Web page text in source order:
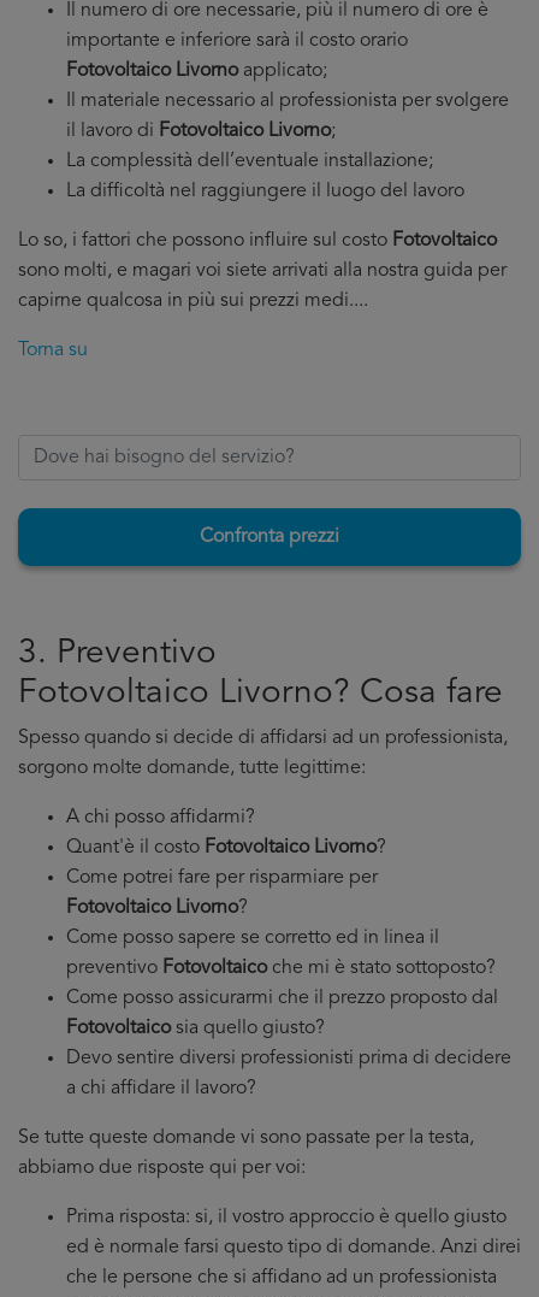
Il numero di ore necessarie, più il numero di ore è
importante e inferiore sarà il costo orario
Fotovoltaico Livornoapplicato;
Il materiale necessario al professionista per svolgere
il lavoro di Fotovoltaico Livorno;
La complessità dell’eventuale installazione;
La difficoltà nel raggiungere il luogo del lavoro
Lo so, i fattori che possono influire sul costo Fotovoltaico
sono molti, e magari voi siete arrivati alla nostra guida per
capirne qualcosa in più sui prezzi medi....
Torna su
Confronta prezzi
3. Preventivo
Fotovoltaico Livorno? Cosa fare
Spesso quando si decide di affidarsi ad un professionista,
sorgono molte domande, tutte legittime:
A chi posso affidarmi?
Quant'è il costo Fotovoltaico Livorno?
Come potrei fare per risparmiare per
Fotovoltaico Livorno?
Come posso sapere se corretto ed in linea il
preventivo Fotovoltaicoche mi è stato sottoposto?
Come posso assicurarmi che il prezzo proposto dal
Fotovoltaicosia quello giusto?
Devo sentire diversi professionisti prima di decidere
a chi affidare il lavoro?
Se tutte queste domande vi sono passate per la testa,
abbiamo due risposte qui per voi:
Prima risposta: si, il vostro approccio è quello giusto
ed è normale farsi questo tipo di domande. Anzi direi
che le persone che si affidano ad un professionista